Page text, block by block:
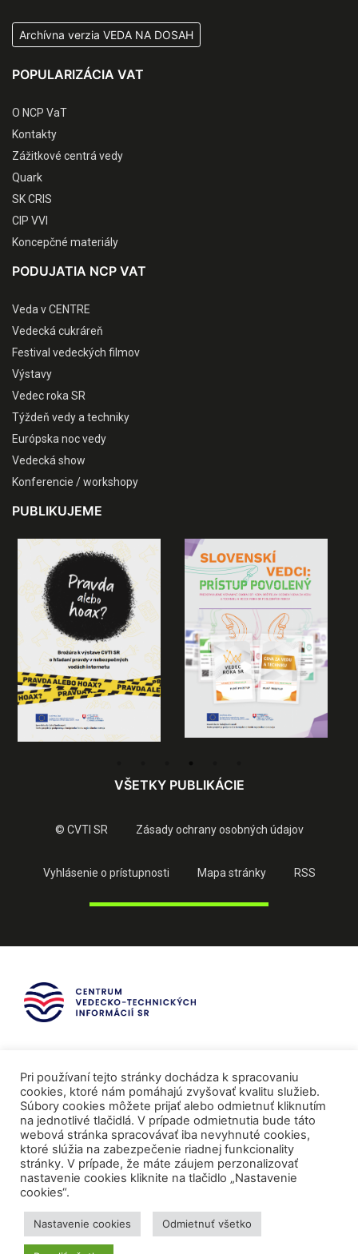
Archívna verzia VEDA NA DOSAH
POPULARIZÁCIA VAT
O NCP VaT
Kontakty
Zážitkové centrá vedy
Quark
SK CRIS
CIP VVI
Koncepčné materiály
PODUJATIA NCP VAT
Veda v CENTRE
Vedecká cukráreň
Festival vedeckých filmov
Výstavy
Vedec roka SR
Týždeň vedy a techniky
Európska noc vedy
Vedecká show
Konferencie / workshopy
PUBLIKUJEME
VŠETKY PUBLIKÁCIE
© CVTI SR Zásady ochrany osobných údajov
Vyhlásenie o prístupnosti Mapa stránky RSS
Mediálni partneri
Pri používaní tejto stránky dochádza k spracovaniu
cookies, ktoré nám pomáhajú zvyšovať kvalitu služieb.
Súbory cookies môžete prijať alebo odmietnuť kliknutím
na jednotlivé tlačidlá. V prípade odmietnutia bude táto
webová stránka spracovávať iba nevyhnuté cookies,
ktoré slúžia na zabezpečenie riadnej funkcionality
stránky. V prípade, že máte záujem perzonalizovať
nastavenie cookies kliknite na tlačidlo „Nastavenie
cookies“.
Nastavenie cookies Odmietnuť všetko